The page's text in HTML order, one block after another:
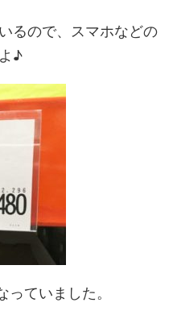
るので、スマホなどの
♪
ていました。